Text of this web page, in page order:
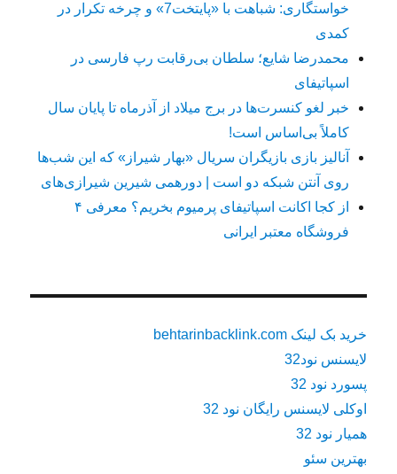
خواستگاری: شباهت با «پایتخت7» و چرخه تکرار در
کمدی
محمدرضا شایع؛ سلطان بی‌رقابت رپ فارسی در
اسپاتیفای
خبر لغو کنسرت‌ها در برج میلاد از آذرماه تا پایان سال
کاملاً بی‌اساس است!
آنالیز بازی بازیگران سریال «بهار شیراز» که این شب‌ها
روی آنتن شبکه دو است | دورهمی شیرین شیرازی‌های
از کجا اکانت اسپاتیفای پرمیوم بخریم؟ معرفی ۴
فروشگاه معتبر ایرانی
خرید بک لینک behtarinbacklink.com
لایسنس نود32
پسورد نود 32
اوکلی لایسنس رایگان نود 32
همیار نود 32
بهترین سئو